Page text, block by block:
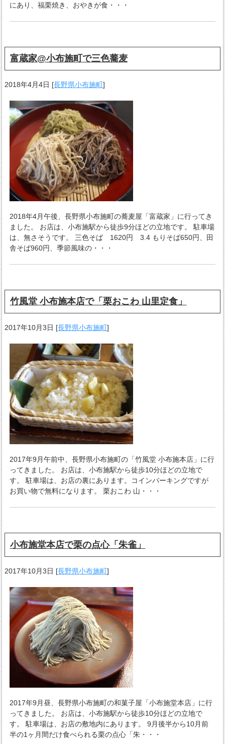
にあり、福栗焼き、おやきが食・・・
富蔵家@小布施町で三色蕎麦
2018年4月4日 [長野県小布施町]
2018年4月午後、長野県小布施町の蕎麦屋「富蔵家」に行ってき
ました。 お店は、小布施駅から徒歩9分ほどの立地です。 駐車場
は、無さそうです。 三色そば 1620円 3.4 もりそば650円、田
舎そば960円、季節風味の・・・
竹風堂 小布施本店で「栗おこわ 山里定食」
2017年10月3日 [長野県小布施町]
2017年9月午前中、長野県小布施町の「竹風堂 小布施本店」に行
ってきました。 お店は、小布施駅から徒歩10分ほどの立地で
す。 駐車場は、お店の裏にあります。コインパーキングですが
お買い物で無料になります。 栗おこわ 山・・・
小布施堂本店で栗の点心「朱雀」
2017年10月3日 [長野県小布施町]
2017年9月昼、長野県小布施町の和菓子屋「小布施堂本店」に行
ってきました。 お店は、小布施駅から徒歩10分ほどの立地で
す。 駐車場は、お店の敷地内にあります。 9月後半から10月前
半の1ヶ月間だけ食べられる栗の点心「朱・・・